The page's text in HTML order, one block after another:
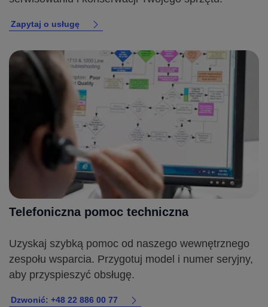
Zapytaj o usługę
Telefoniczna pomoc techniczna
Uzyskaj szybką pomoc od naszego wewnętrznego
zespołu wsparcia. Przygotuj model i numer seryjny,
aby przyspieszyć obsługę.
Dzwonić: +48 22 886 00 77